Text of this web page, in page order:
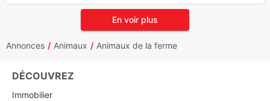
En voir plus
Annonces Animaux Animaux de la ferme
DÉCOUVREZ
Immobilier